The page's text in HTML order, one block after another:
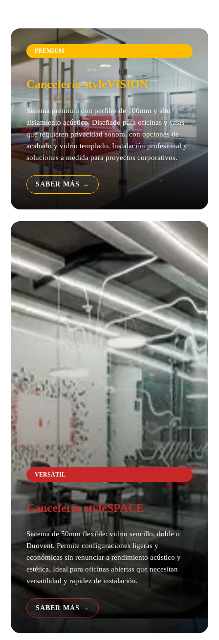
PREMIUM
Cancelería styleVISION
Sistema premium con perfiles de 100mm y alto
aislamiento acústico. Diseñado para oficinas y salas
que requieren privacidad sonora, con opciones de
acabado y vidrio templado. Instalación profesional y
soluciones a medida para proyectos corporativos.
SABER MÁS
VERSÁTIL
Cancelería styleSPACE
Sistema de 50mm flexible: vidrio sencillo, doble o
Duovent. Permite configuraciones ligeras y
económicas sin renunciar a rendimiento acústico y
estética. Ideal para oficinas abiertas que necesitan
versatilidad y rapidez de instalación.
SABER MÁS